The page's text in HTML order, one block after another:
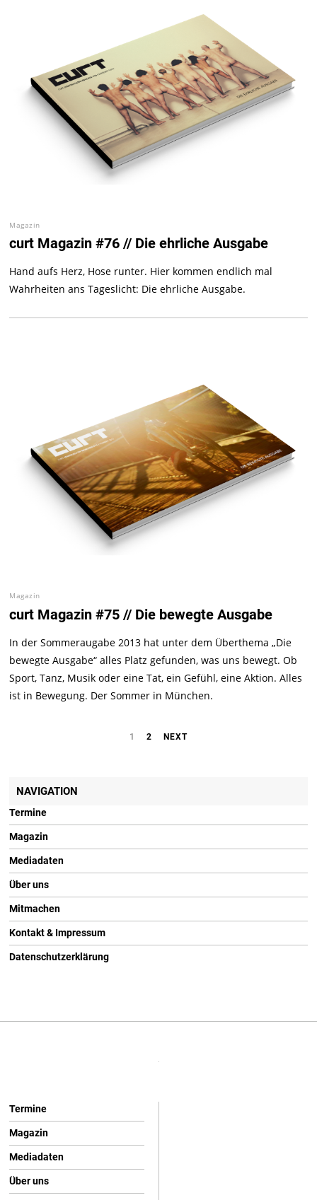
Magazin
curt Magazin #76 // Die ehrliche Ausgabe
Hand aufs Herz, Hose runter. Hier kommen endlich mal
Wahrheiten ans Tageslicht: Die ehrliche Ausgabe.
Magazin
curt Magazin #75 // Die bewegte Ausgabe
In der Sommeraugabe 2013 hat unter dem Überthema „Die
bewegte Ausgabe“ alles Platz gefunden, was uns bewegt. Ob
Sport, Tanz, Musik oder eine Tat, ein Gefühl, eine Aktion. Alles
ist in Bewegung. Der Sommer in München.
1 2 NEXT
NAVIGATION
Termine
Magazin
Mediadaten
Über uns
Mitmachen
Kontakt & Impressum
Datenschutzerklärung
Termine
Magazin
Mediadaten
Über uns